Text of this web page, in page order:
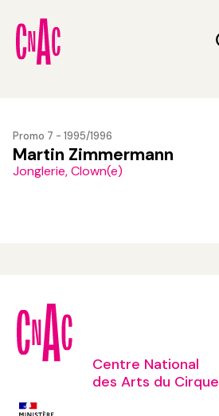
contenu
principal
Promo 7 - 1995/1996
Martin Zimmermann
Jonglerie, Clown(e)
Centre National
des Arts du Cirque